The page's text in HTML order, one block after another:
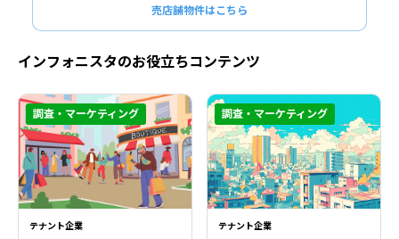
売店舗物件はこちら
インフォニスタのお役立ちコンテンツ
テナント企業
調査・マーケティング
テナント企業
調査・マーケティング